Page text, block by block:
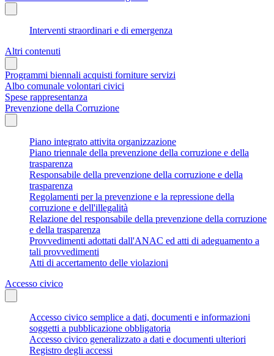
Interventi straordinari e di emergenza
Altri contenuti
Programmi biennali acquisti forniture servizi
Albo comunale volontari civici
Spese rappresentanza
Prevenzione della Corruzione
Piano integrato attivita organizzazione
Piano triennale della prevenzione della corruzione e della
trasparenza
Responsabile della prevenzione della corruzione e della
trasparenza
Regolamenti per la prevenzione e la repressione della
corruzione e dell'illegalità
Relazione del responsabile della prevenzione della corruzione
e della trasparenza
Provvedimenti adottati dall'ANAC ed atti di adeguamento a
tali provvedimenti
Atti di accertamento delle violazioni
Accesso civico
Accesso civico semplice a dati, documenti e informazioni
soggetti a pubblicazione obbligatoria
Accesso civico generalizzato a dati e documenti ulteriori
Registro degli accessi